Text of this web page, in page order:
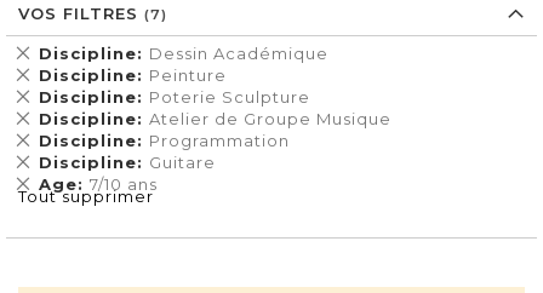
VOS FILTRES
Discipline Dessin Académique
Supprimer
cet
Élément
Discipline Peinture
Supprimer
cet
Élément
Discipline Poterie Sculpture
Supprimer
cet
Élément
Discipline Atelier de Groupe Musique
Supprimer
cet
Élément
Discipline Programmation
Supprimer
cet
Élément
Discipline Guitare
Supprimer
cet
Élément
Age 7/10 ans
Supprimer
cet
Tout supprimer